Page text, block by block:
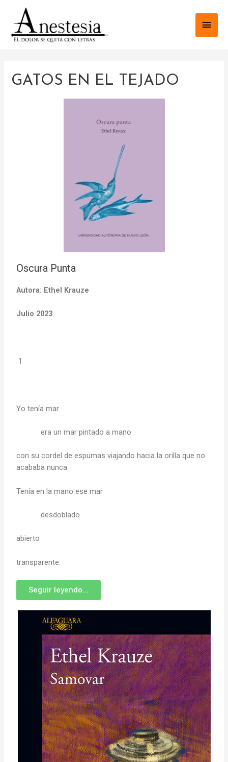
GATOS EN EL TEJADO
Oscura Punta
Autora: Ethel Krauze
Julio 2023
1
Yo tenía mar
era un mar pintado a mano
con su cordel de espumas viajando hacia la orilla que no
acababa nunca.
Tenía en la mano ese mar
desdoblado
abierto
transparente.
Seguir leyendo...